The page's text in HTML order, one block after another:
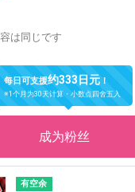
は同じです
每日可支援约333日元 ！
※1个月为30天计算・小数点四舍五入
成为粉丝
有空余